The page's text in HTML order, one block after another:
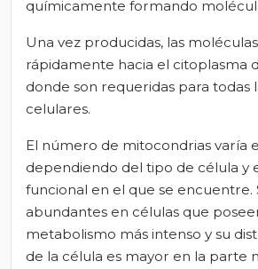
químicamente formando
Una vez producidas, las
rápidamente hacia el citoplasma
donde son requeridas para todas
celulares.
El número de mitocondrias varía
dependiendo del tipo de célula y
funcional en el que se encuentre.
abundantes en células que
metabolismo más intenso y su
de la célula es mayor en la parte